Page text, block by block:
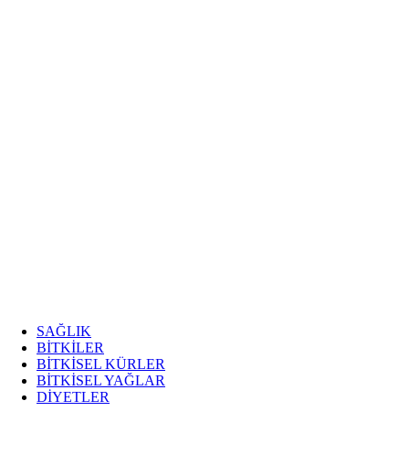
SAĞLIK
BİTKİLER
BİTKİSEL KÜRLER
BİTKİSEL YAĞLAR
DİYETLER